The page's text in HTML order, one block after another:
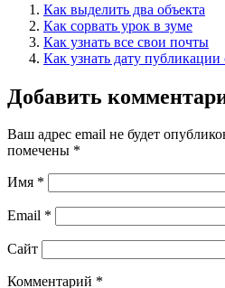
Как выделить два объекта
Как сорвать урок в зуме
Как узнать все свои почты
Как узнать дату публикации
Добавить
Ваш адрес email не будет
помечены *
Имя *
Email *
Сайт
Комментарий *